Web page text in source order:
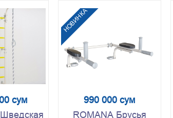
сум
НОВИНКА
990 000 сум
ROMANA Брусья